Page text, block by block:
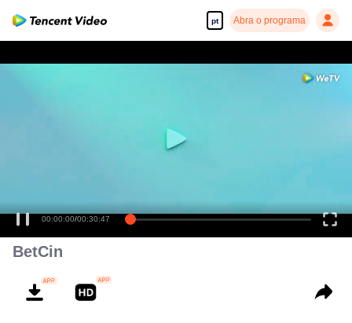
pt Abra o programa
00:00:00/00:30:47
BetCin